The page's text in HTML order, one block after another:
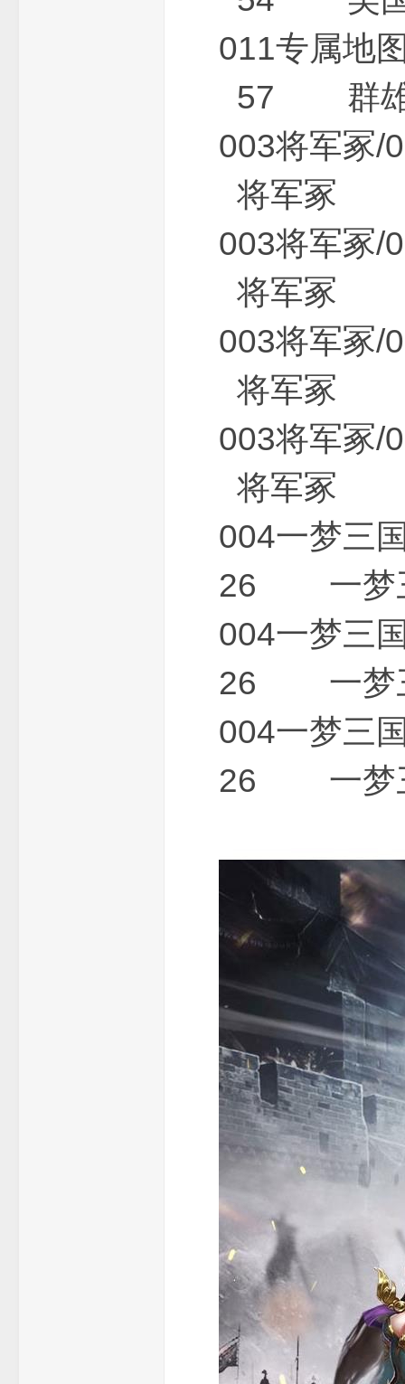
011专
57 群
003将军
将军
003将军
将军
003将军
将军
003将军
将军
004一梦
26 一
004一梦
26 一
004一梦
26 一